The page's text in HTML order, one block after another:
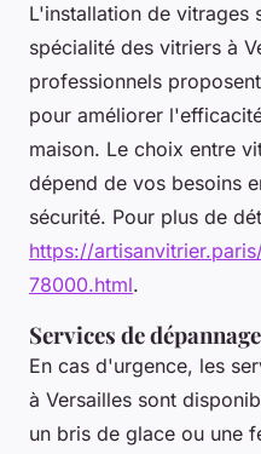
L'installation de vitrages
spécialité des vitriers à
professionnels
pour améliorer
maison. Le choix entre
dépend de vos besoins
sécurité. Pour plus de
https://
78000.html.
Services de
En cas d'urgence, les
à Versailles sont
un bris de glace ou une